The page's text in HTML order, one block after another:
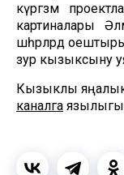
күргәзмә
картиналары
шәһәрләрдә
зур кызыксыну
Кызыклы
каналга